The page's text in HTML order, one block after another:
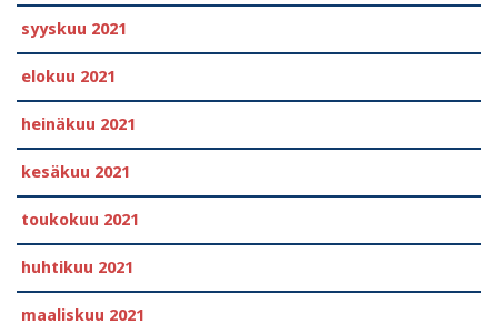
syyskuu 2021
elokuu 2021
heinäkuu 2021
kesäkuu 2021
toukokuu 2021
huhtikuu 2021
maaliskuu 2021